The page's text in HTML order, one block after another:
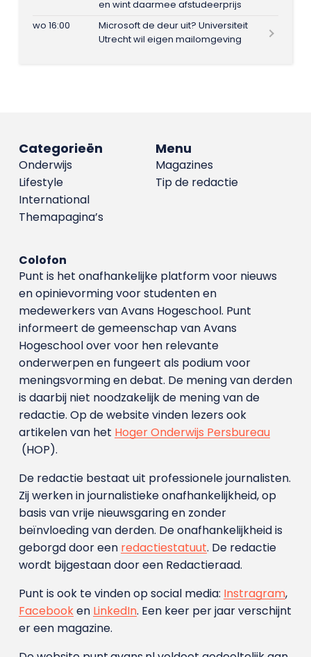
en wint daarmee afstudeerprijs
wo 16:00
Microsoft de deur uit? Universiteit
Utrecht wil eigen mailomgeving
Menu
Magazines
Tip de redactie
Categorieën
Onderwijs
Lifestyle
International
Themapagina’s
Colofon
Punt is het onafhankelijke platform voor nieuws
en opinievorming voor studenten en
medewerkers van Avans Hoge­school. Punt
informeert de gemeenschap van Avans
Hogeschool over voor hen relevante
onderwerpen en fungeert als podium voor
meningsvorming en debat. De mening van derden
is daarbij niet noodzakelijk de mening van de
redactie. Op de website vinden lezers ook
artikelen van het Hoger Onderwijs Persbureau
(HOP).
De redactie bestaat uit professionele journalisten.
Zij werken in journalistieke onafhankelijkheid, op
basis van vrije nieuwsgaring en zonder
beïnvloeding van derden. De onafhankelijkheid is
geborgd door een redactiestatuut. De redactie
wordt bijgestaan door een Redactieraad.
Punt is ook te vinden op social media: Instragram,
Facebooken LinkedIn. Een keer per jaar verschijnt
er een magazine.